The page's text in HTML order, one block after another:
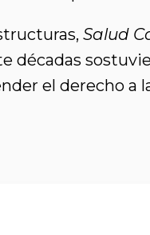
Salud
décadas
el derecho a